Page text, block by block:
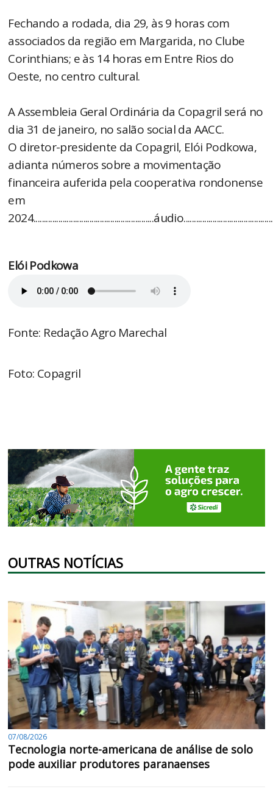
Fechando a rodada, dia 29, às 9 horas com
associados da região em Margarida, no Clube
Corinthians; e às 14 horas em Entre Rios do
Oeste, no centro cultural.
A Assembleia Geral Ordinária da Copagril será no
dia 31 de janeiro, no salão social da AACC.
O diretor-presidente da Copagril, Elói Podkowa,
adianta números sobre a movimentação
financeira auferida pela cooperativa rondonense
em
Elói Podkowa
Fonte: Redação Agro Marechal
Foto: Copagril
OUTRAS NOTÍCIAS
07/08/2026
Tecnologia norte-americana de análise de solo
pode auxiliar produtores paranaenses